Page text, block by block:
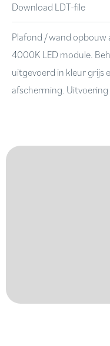
Download LDT-file
Plafond / wand opbouw
4000K LED module.
uitgevoerd in kleur grijs
afscherming.